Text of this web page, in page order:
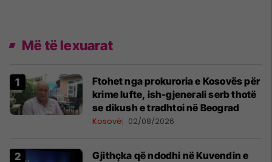
Më të lexuarat
Ftohet nga prokuroria e Kosovës për
krime lufte, ish-gjenerali serb thotë
se dikush e tradhtoi në Beograd
Kosovë 02/08/2026
Gjithçka që ndodhi në Kuvendin e